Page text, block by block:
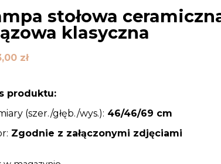
stołowa
klasyczna
zł
produktu:
(szer./głęb./wys.): 46/46/69 cm
Zgodnie z załączonymi zdjęciami